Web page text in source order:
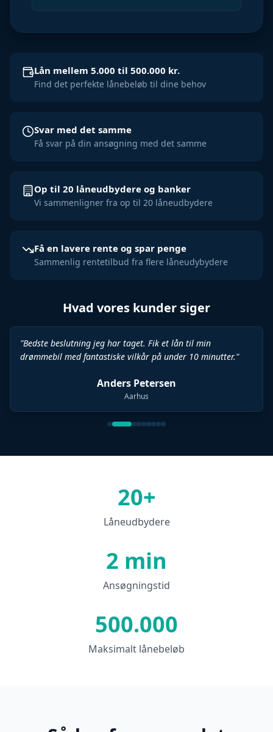
Lån mellem 5.000 til 500.000 kr.
Find det perfekte lånebeløb til dine behov
Svar med det samme
Få svar på din ansøgning med det samme
Op til 20 låneudbydere og banker
Vi sammenligner fra op til 20 låneudbydere
Få en lavere rente og spar penge
Sammenlig rentetilbud fra flere låneudybydere
Hvad vores kunder siger
"Bedste beslutning jeg har taget. Fik et lån til min
drømmebil med fantastiske vilkår på under 10 minutter."
Anders Petersen
Aarhus
20+
Låneudbydere
2 min
Ansøgningstid
500.000
Maksimalt lånebeløb